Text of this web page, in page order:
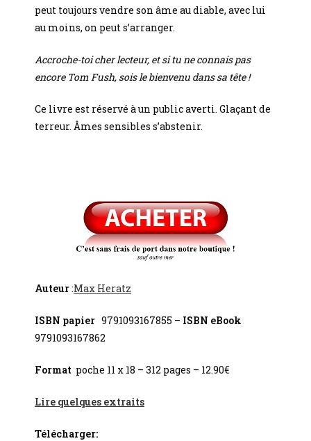
peut toujours vendre son âme au diable, avec lui
au moins, on peut s’arranger.
Accroche-toi cher lecteur, et si tu ne connais pas
encore Tom Fush, sois le bienvenu dans sa tête !
Ce livre est réservé à un public averti. Glaçant de
terreur. Âmes sensibles s’abstenir.
Auteur:Max Heratz
ISBN papier 9791093167855 – ISBN eBook
9791093167862
Format poche 11 x 18 – 312 pages – 12.90€
Lire quelques extraits
Télécharger: